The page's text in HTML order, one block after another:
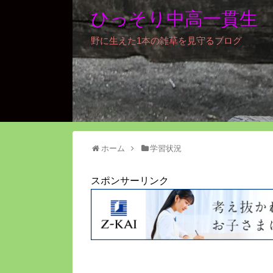
ひっそり中高一貫生
野に生えた1本の雑草を見守るブログ
ホーム 学習状況
スポンサーリンク